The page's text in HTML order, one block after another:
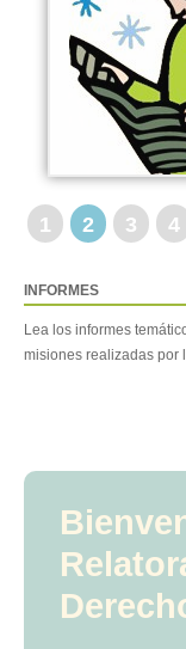
1 2 3 4
INFORMES
Lea los informes
misiones realizadas por